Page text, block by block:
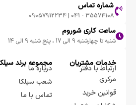
شماره تماس
35574108 - 041 | 09057912234
ساعت کاری شوروم
شنبه تا چهارشنبه 9 الی 17 ، پنج شنبه 9 الی 14
خدمات مشتریان
ارتباط با دفتر
مرکزی
قوانین خرید
مجموعه برند
درباره ما
شعب سیلکا
تماس با ما